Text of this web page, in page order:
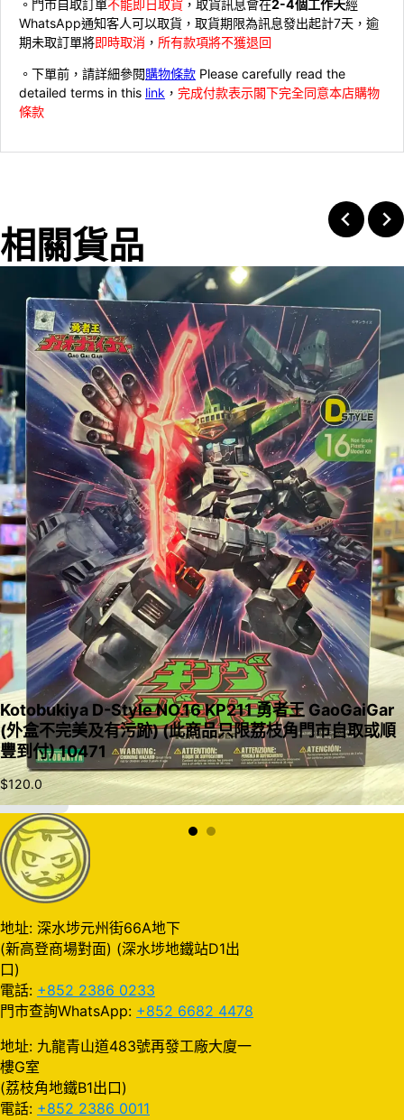
。門市自取訂單不能即日取貨 ，取貨訊息會在2-4個工作天經
WhatsApp通知客人可以取貨，取貨期限為訊息發出起計7天，逾
期未取訂單將即時取消 ， 所有款項將不獲退回
。下單前，請詳細參閱購物條款 Please carefully read the
detailed terms in this link ， 完成付款表示閣下完全同意本店購物
條款
相關貨品
入購物車
Kotobukiya D-Style NO.16 KP211 勇者王 GaoGaiGar
(外盒不完美及有污跡) (此商品只限荔枝角門市自取或順
豐到付) 10471
$120.0
地址: 深水埗元州街66A地下
(新高登商場對面) (深水埗地鐵站D1出
口)
電話: +852 2386 0233
門市查詢WhatsApp: +852 6682 4478
地址: 九龍青山道483號再發工廠大廈一
樓G室
(荔枝角地鐵B1出口)
電話: +852 2386 0011